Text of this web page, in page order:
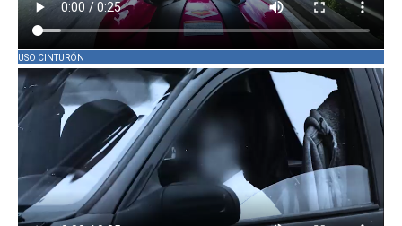
USO CINTURÓN